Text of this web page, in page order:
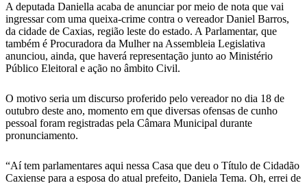
A deputada Daniella acaba de anunciar por meio de nota que vai
ingressar com uma queixa-crime contra o vereador Daniel Barros,
da cidade de Caxias, região leste do estado. A Parlamentar, que
também é Procuradora da Mulher na Assembleia Legislativa
anunciou, ainda, que haverá representação junto ao Ministério
Público Eleitoral e ação no âmbito Civil.
O motivo seria um discurso proferido pelo vereador no dia 18 de
outubro deste ano, momento em que diversas ofensas de cunho
pessoal foram registradas pela Câmara Municipal durante
pronunciamento.
“Aí tem parlamentares aqui nessa Casa que deu o Título de Cidadão
Caxiense para a esposa do atual prefeito, Daniela Tema. Oh, errei de